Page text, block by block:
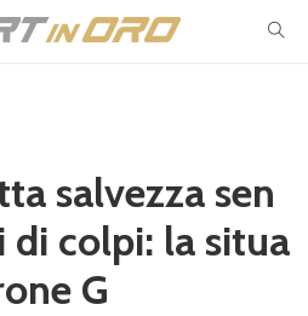
salvezza sen
di colpi: la situa
G